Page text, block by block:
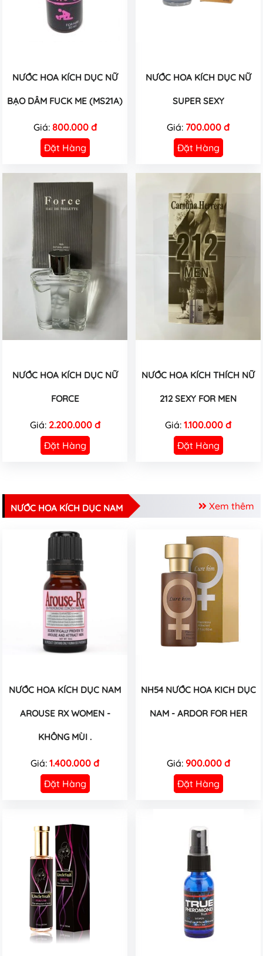
NƯỚC HOA KÍCH DỤC NỮ
BẠO DÂM FUCK ME (MS21A)
Giá: 800.000 đ
Đặt Hàng
NƯỚC HOA KÍCH DỤC NỮ
SUPER SEXY
Giá: 700.000 đ
Đặt Hàng
NƯỚC HOA KÍCH DỤC NỮ
FORCE
Giá: 2.200.000 đ
Đặt Hàng
NƯỚC HOA KÍCH THÍCH NỮ
212 SEXY FOR MEN
Giá: 1.100.000 đ
Đặt Hàng
Xem thêm
NƯỚC HOA KÍCH DỤC NAM
NƯỚC HOA KÍCH DỤC NAM
AROUSE RX WOMEN -
KHÔNG MÙI .
Giá: 1.400.000 đ
Đặt Hàng
NH54 NƯỚC HOA KICH DỤC
NAM - ARDOR FOR HER
Giá: 900.000 đ
Đặt Hàng